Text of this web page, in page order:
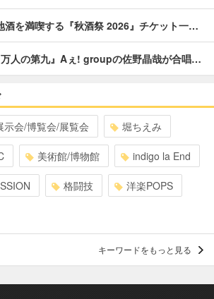
酒を満喫する『秋酒祭 2026』チケット一…
万人の第九』Aぇ! groupの佐野晶哉が合唱…
示会/博覧会/展覧会 堀ちえみ
美術館/博物館 indigo la End
格闘技 洋楽POPS
キーワードをもっと見る